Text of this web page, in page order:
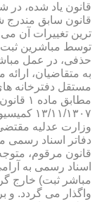
قانون سابق مندرج
ترین تغییرات آن
توسط مباشرین ثبت
حذفی، در عمل
به متقاضیان،
مطابق
۱۳/۱۱/
وزارت عدلیه
دفاتر اسناد رسمی
قانون مرقوم،
اسناد رسمی به
مباشر ثبت) خارج
واگذار می گردد. و